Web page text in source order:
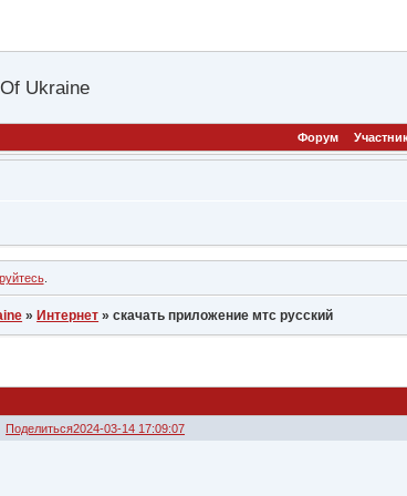
Ukraine
Форум
.
» Интернет »скачать приложение мтс русский
Поделиться2024-03-14 17:09:07